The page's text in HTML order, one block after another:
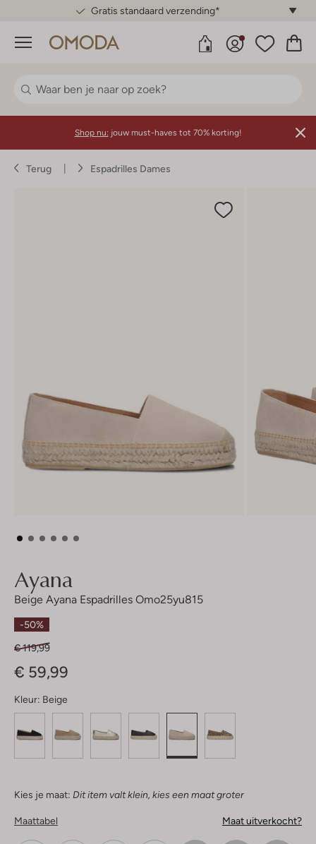
Gratis standaard verzending*
Menu
Shop nu: jouw must-haves tot 70% korting!
Terug Espadrilles Dames
Ayana
Beige Ayana Espadrilles Omo25yu815
-50%
€ 119,99
€ 59,99
Kleur: Beige
Kies je maat: Dit item valt klein, kies een maat groter
Maattabel Maat uitverkocht?